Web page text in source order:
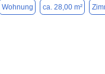
Wohnung ca. 28,00 m²